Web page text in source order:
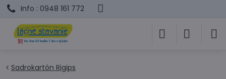
Info : 0948 161 772
Sadrokartón Rigips